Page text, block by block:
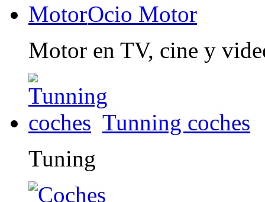
Ocio Motor
Motor en TV, cine y
Tunning coches
Tuning